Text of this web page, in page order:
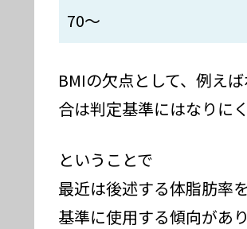
70～
BMIの欠点として、例え
合は判定基準にはなりに
ということで
最近は後述する体脂肪率
基準に使用する傾向があ